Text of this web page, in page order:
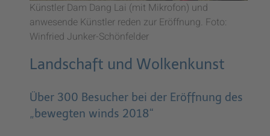
Künstler Dam Dang Lai (mit Mikrofon) und
anwesende Künstler reden zur Eröffnung. Foto:
Winfried Junker-Schönfelder
Landschaft und Wolkenkunst
Über 300 Besucher bei der Eröffnung des
„bewegten winds 2018“